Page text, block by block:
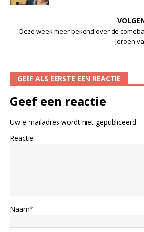
Deze week meer bekend over de
Jeroen
GEEF ALS EERSTE EEN REACTIE
Geef een reactie
Uw e-mailadres wordt niet gepubliceerd.
Reactie
Naam*